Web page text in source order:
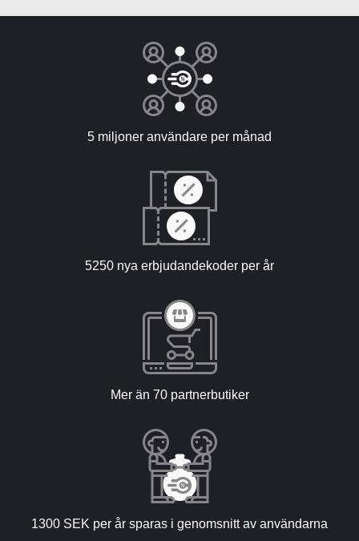
5 miljoner användare per månad
5250 nya erbjudandekoder per år
Mer än 70 partnerbutiker
1300 SEK per år sparas i genomsnitt av användarna